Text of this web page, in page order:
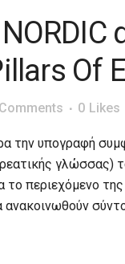
Of
0 Likes
την υπογραφή
γλώσσας)
το περιεχόμενο
ανακοινωθούν